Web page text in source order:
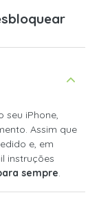
seu iPhone,
Assim que
e, em
instruções
sempre.